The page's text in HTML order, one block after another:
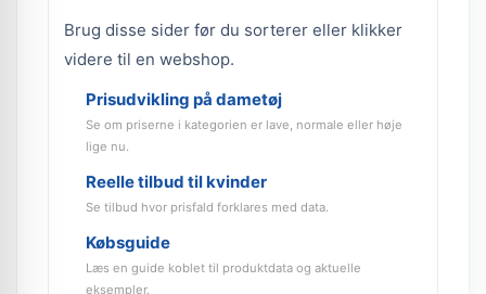
Brug disse sider før du sorterer eller klikker
videre til en webshop.
Prisudvikling på dametøj
Se om priserne i kategorien er lave, normale eller høje
lige nu.
Reelle tilbud til kvinder
Se tilbud hvor prisfald forklares med data.
Købsguide
Læs en guide koblet til produktdata og aktuelle
eksempler.